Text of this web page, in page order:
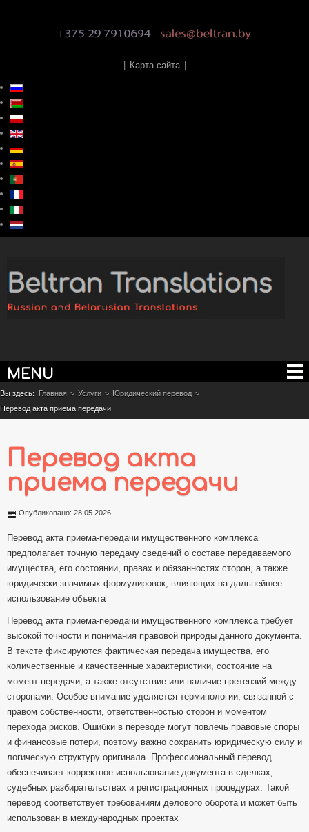
Карта сайта
MENU
Вы здесь: Главная > Услуги > Юридический перевод >
Перевод акта приема передачи
Перевод акта
приема передачи
Опубликовано: 28.05.2026
Перевод акта приема-передачи имущественного комплекса
предполагает точную передачу сведений о составе передаваемого
имущества, его состоянии, правах и обязанностях сторон, а также
юридически значимых формулировок, влияющих на дальнейшее
использование объекта
Перевод акта приема-передачи имущественного комплекса требует
высокой точности и понимания правовой природы данного документа.
В тексте фиксируются фактическая передача имущества, его
количественные и качественные характеристики, состояние на
момент передачи, а также отсутствие или наличие претензий между
сторонами. Особое внимание уделяется терминологии, связанной с
правом собственности, ответственностью сторон и моментом
перехода рисков. Ошибки в переводе могут повлечь правовые споры
и финансовые потери, поэтому важно сохранить юридическую силу и
логическую структуру оригинала. Профессиональный перевод
обеспечивает корректное использование документа в сделках,
судебных разбирательствах и регистрационных процедурах. Такой
перевод соответствует требованиям делового оборота и может быть
использован в международных проектах